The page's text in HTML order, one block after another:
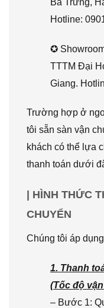
Hotline:
✪
TTTM Đại
Giang.
Trường hợp ở
tôi sẵn sàn vận
khách có thể lựa
thanh toán dưới
| HÌNH THỨC
CHUYỂN
Chúng tôi áp
1. Thanh
(Tốc độ
– Bước 1: